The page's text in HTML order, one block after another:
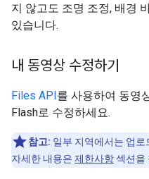
지 않고도 조명 조정, 배경
있습니다.
내 동영상 수정하기
Files API를 사용하여 동영
Flash로 수정하세요.
참고: 일부 지역에서는 업로
자세한 내용은 제한사항섹션을